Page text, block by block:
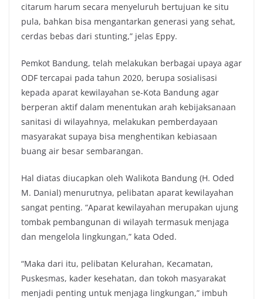
citarum harum secara menyeluruh bertujuan ke situ
pula, bahkan bisa mengantarkan generasi yang sehat,
cerdas bebas dari stunting,” jelas Eppy.
Pemkot Bandung, telah melakukan berbagai upaya agar
ODF tercapai pada tahun 2020, berupa sosialisasi
kepada aparat kewilayahan se-Kota Bandung agar
berperan aktif dalam menentukan arah kebijaksanaan
sanitasi di wilayahnya, melakukan pemberdayaan
masyarakat supaya bisa menghentikan kebiasaan
buang air besar sembarangan.
Hal diatas diucapkan oleh Walikota Bandung (H. Oded
M. Danial) menurutnya, pelibatan aparat kewilayahan
sangat penting. “Aparat kewilayahan merupakan ujung
tombak pembangunan di wilayah termasuk menjaga
dan mengelola lingkungan,” kata Oded.
“Maka dari itu, pelibatan Kelurahan, Kecamatan,
Puskesmas, kader kesehatan, dan tokoh masyarakat
menjadi penting untuk menjaga lingkungan,” imbuh